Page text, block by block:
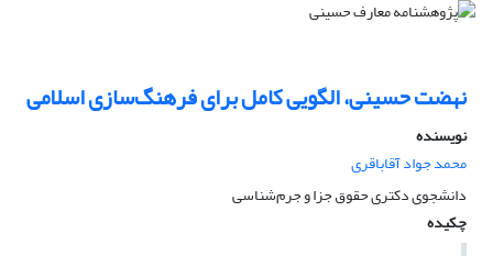
نهضت حسینی، الگویی کامل برای فرهنگ‌سازی اسلامی
نویسنده
محمد جواد آقاباقری
دانشجوی دکتری حقوق جزا و جرم‌شناسی
چکیده